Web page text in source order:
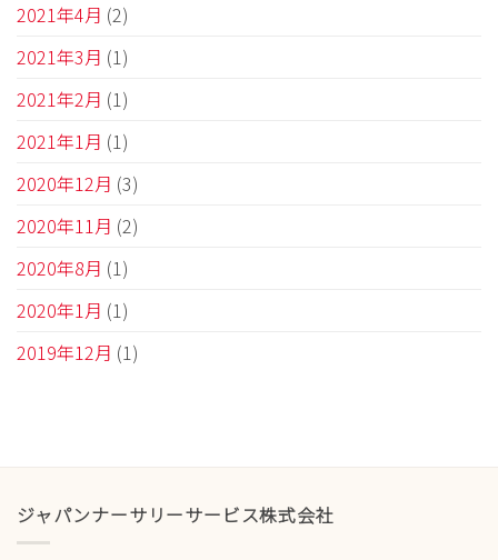
2021年4月 (2)
2021年3月 (1)
2021年2月 (1)
2021年1月 (1)
2020年12月 (3)
2020年11月 (2)
2020年8月 (1)
2020年1月 (1)
2019年12月 (1)
ジャパンナーサリーサービス株式会社